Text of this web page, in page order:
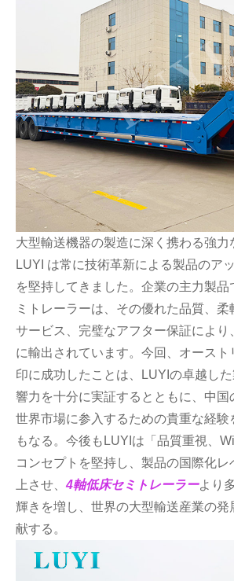
大型輸送機器の製造に深く携わる強力
LUYI は常に技術革新による製品のア
を堅持してきました。企業の主力製品
ミトレーラーは、その優れた品質、
サービス、完璧なアフター保証により
に輸出されています。今回、オースト
印に成功したことは、LUYIの卓越し
響力を十分に実証するとともに、中国
世界市場に参入するための貴重な経験
もなる。今後もLUYIは「品質重視、
コンセプトを堅持し、製品の国際化レ
上させ、4軸低床セミトレーラーより
輝きを増し、世界の大型輸送産業の発
献する。